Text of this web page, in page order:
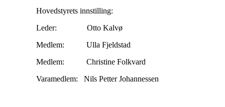
Hovedstyrets innstilling:
Leder: Otto Kalvø
Medlem: Ulla Fjeldstad
Medlem: Christine Folkvard
Varamedlem: Nils Petter Johannessen